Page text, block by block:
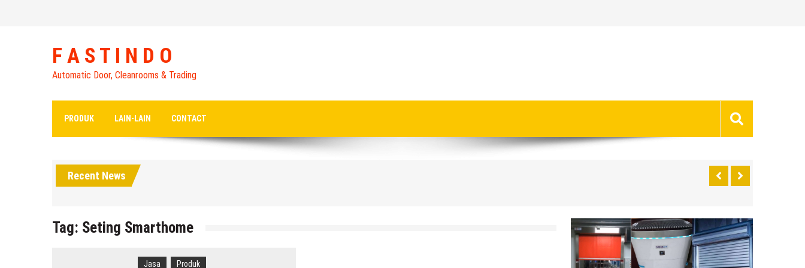
F A S T I N D O
Automatic Door, Cleanrooms & Trading
PRODUK LAIN-LAIN CONTACT
Recent News
Tag: Seting Smarthome
Jasa Produk